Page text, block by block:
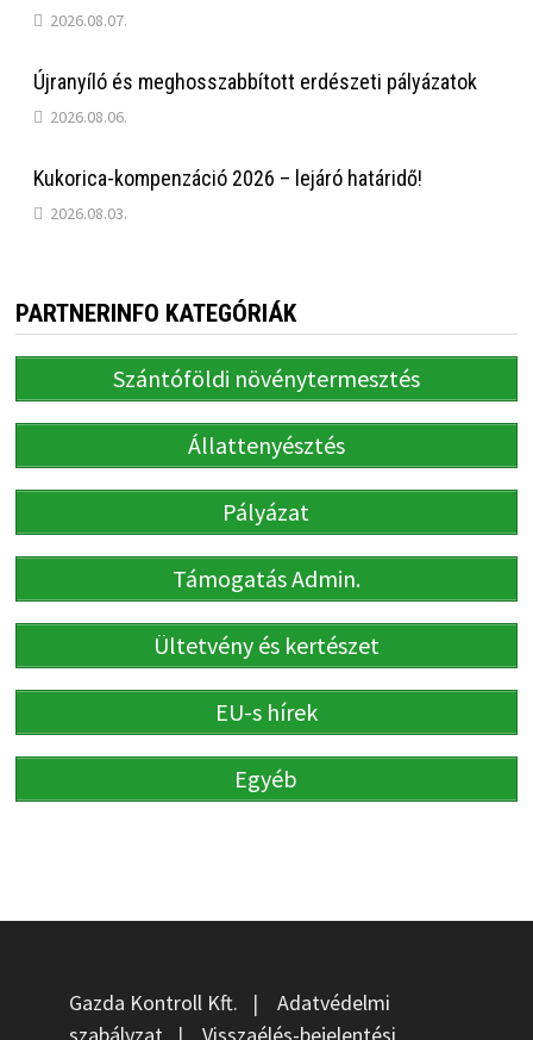
2026.08.07.
Újranyíló és meghosszabbított erdészeti pályázatok
2026.08.06.
Kukorica-kompenzáció 2026 – lejáró határidő!
2026.08.03.
PARTNERINFO KATEGÓRIÁK
Szántóföldi növénytermesztés
Állattenyésztés
Pályázat
Támogatás Admin.
Ültetvény és kertészet
EU-s hírek
Egyéb
Gazda Kontroll Kft. | Adatvédelmi